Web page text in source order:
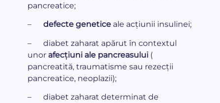
pancreatice;
– defecte genetice ale acțiunii insulinei;
– diabet zaharat apărut în contextul
unor afecțiuni ale pancreasului (
pancreatită, traumatisme sau rezecții
pancreatice, neoplazii);
– diabet zaharat determinat de